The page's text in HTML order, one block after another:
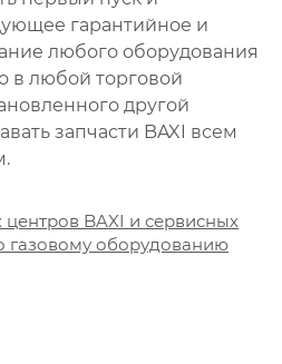
гарантийное и
любого оборудования
в любой торговой
другой
запчасти BAXI всем
BAXI и сервисных
газовому оборудованию